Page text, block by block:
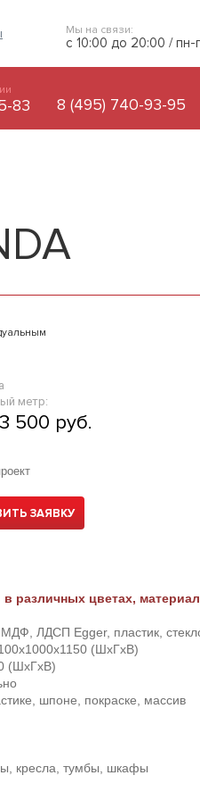
Мы на связи:
с 10:00 до 20:00 / пн-
83 8 (495) 740-93-95
метр:
500 руб.
ЗАЯВКУ
различных цветах,
МДФ, ЛДСП Egger, пластик,
(ШхГхВ)
(ШхГхВ)
шпоне, покраске, массив
кресла, тумбы, шкафы